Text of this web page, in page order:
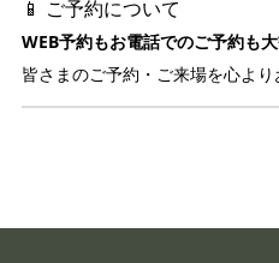
📱 ご予約について
WEB予約もお電話でのご予約も大
皆さまのご予約・ご来場を心より